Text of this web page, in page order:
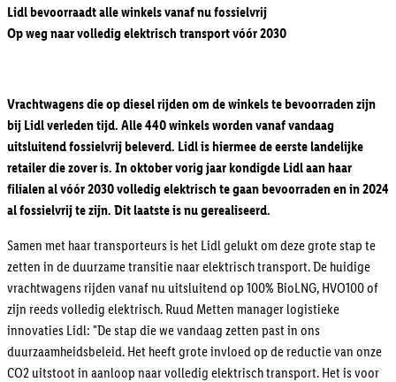
Lidl bevoorraadt alle winkels vanaf nu fossielvrij
Op weg naar volledig elektrisch transport vóór 2030
Vrachtwagens die op diesel rijden om de winkels te bevoorraden zijn
bij Lidl verleden tijd. Alle 440 winkels worden vanaf vandaag
uitsluitend fossielvrij beleverd. Lidl is hiermee de eerste landelijke
retailer die zover is. In oktober vorig jaar kondigde Lidl aan haar
filialen al vóór 2030 volledig elektrisch te gaan bevoorraden en in 2024
al fossielvrij te zijn. Dit laatste is nu gerealiseerd.
Samen met haar transporteurs is het Lidl gelukt om deze grote stap te
zetten in de duurzame transitie naar elektrisch transport. De huidige
vrachtwagens rijden vanaf nu uitsluitend op 100% BioLNG, HVO100 of
zijn reeds volledig elektrisch. Ruud Metten manager logistieke
innovaties Lidl: "De stap die we vandaag zetten past in ons
duurzaamheidsbeleid. Het heeft grote invloed op de reductie van onze
CO2 uitstoot in aanloop naar volledig elektrisch transport. Het is voor